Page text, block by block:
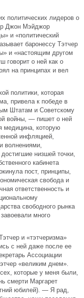
политических лидеров о
Джон Мэйджор
и «политический
баронессу Тэтчер
и «настоящим другом
говорит о ней как о
на принципах и вел
политики, которая
привела к победе в
Штатам и Советскому
войны, — пишет о ней
медицина, которую
инфляцией,
волнениями,
низшей точки,
кабинета
пост, принципы,
свобода и
ответственность и
свободного рынка
много
и «тэтчеризма»
с ней даже после ее
Ассоциации
«великим днем».
которые у меня были,
смерти Маргарет
юбилей). — Я рад,